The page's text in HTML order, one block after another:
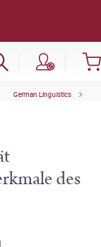
German Linguistics
des